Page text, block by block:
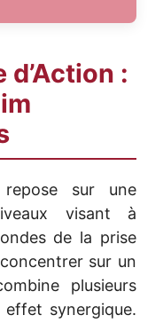
d’Action :
repose sur une
visant à
de la prise
sur un
plusieurs
synergique.